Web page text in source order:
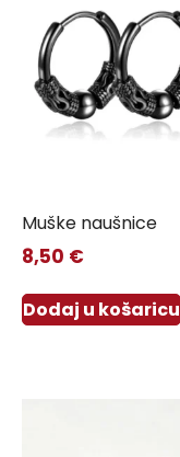
Muške naušnice
8,50 €
Dodaj u košaricu